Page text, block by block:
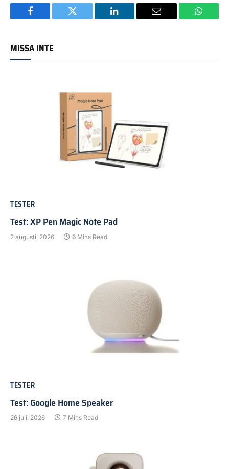
Facebook Twitter LinkedIn Email
MISSA INTE
TESTER
Test: XP Pen Magic Note Pad
2 augusti, 2026 6 Mins Read
TESTER
Test: Google Home Speaker
26 juli, 2026 7 Mins Read